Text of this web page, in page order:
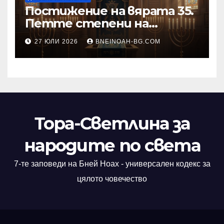
Постижение на вярата 35.
Петте степени на
разкриване на истината
като основа на вярата
27 ЮЛИ 2026 BNEINOAH-BG.COM
Тора-Светлина за
народите по света
7-те заповеди на Бней Ноах - универсален кодекс за
цялото човечество